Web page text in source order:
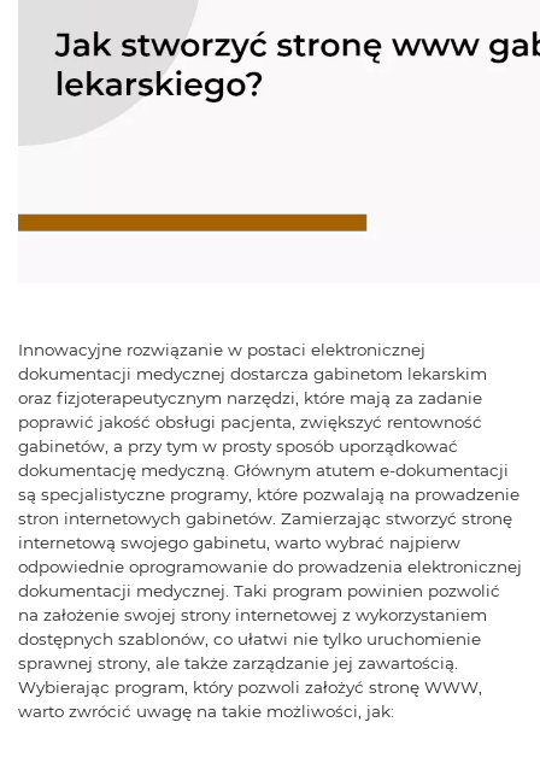
Innowacyjne rozwiązanie w postaci elektronicznej
dokumentacji medycznej dostarcza gabinetom lekarskim
oraz fizjoterapeutycznym narzędzi, które mają za zadanie
poprawić jakość obsługi pacjenta, zwiększyć rentowność
gabinetów, a przy tym w prosty sposób uporządkować
dokumentację medyczną. Głównym atutem e-dokumentacji
są specjalistyczne programy, które pozwalają na prowadzenie
stron internetowych gabinetów. Zamierzając stworzyć stronę
internetową swojego gabinetu, warto wybrać najpierw
odpowiednie oprogramowanie do prowadzenia elektronicznej
dokumentacji medycznej. Taki program powinien pozwolić
na założenie swojej strony internetowej z wykorzystaniem
dostępnych szablonów, co ułatwi nie tylko uruchomienie
sprawnej strony, ale także zarządzanie jej zawartością.
Wybierając program, który pozwoli założyć stronę WWW,
warto zwrócić uwagę na takie możliwości, jak: